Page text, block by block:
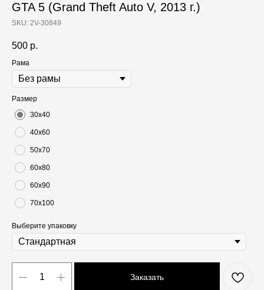
GTA 5 (Grand Theft Auto V, 2013 г.)
SKU: 2V-30849
500 р.
Рама
Размер
30х40
40х60
50х70
60х80
60х90
70х100
Выберите упаковку
Заказать